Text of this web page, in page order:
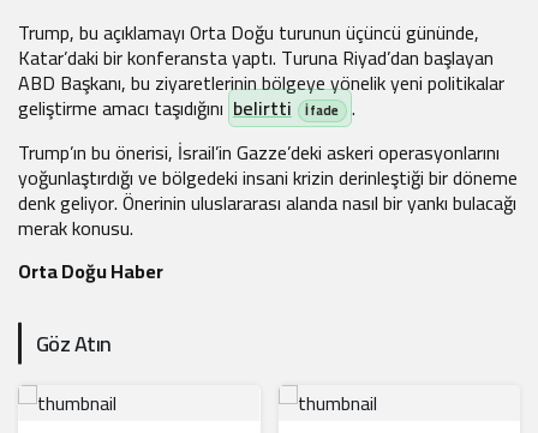
Trump, bu açıklamayı Orta Doğu turunun üçüncü gününde,
Katar’daki bir konferansta yaptı. Turuna Riyad’dan başlayan
ABD Başkanı, bu ziyaretlerinin bölgeye yönelik yeni politikalar
geliştirme amacı taşıdığını belirtti
.
Trump’ın bu önerisi, İsrail’in Gazze’deki askeri operasyonlarını
yoğunlaştırdığı ve bölgedeki insani krizin derinleştiği bir döneme
denk geliyor. Önerinin uluslararası alanda nasıl bir yankı bulacağı
merak konusu.
Orta Doğu Haber
Göz Atın